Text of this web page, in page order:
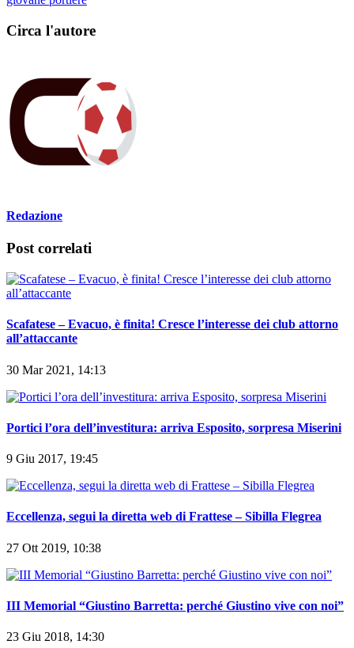
Circa l'autore
Redazione
Post correlati
Scafatese – Evacuo, è finita! Cresce l’interesse dei club attorno
all’attaccante
30 Mar 2021, 14:13
Portici l’ora dell’investitura: arriva Esposito, sorpresa Miserini
9 Giu 2017, 19:45
Eccellenza, segui la diretta web di Frattese – Sibilla Flegrea
27 Ott 2019, 10:38
III Memorial “Giustino Barretta: perché Giustino vive con noi”
23 Giu 2018, 14:30